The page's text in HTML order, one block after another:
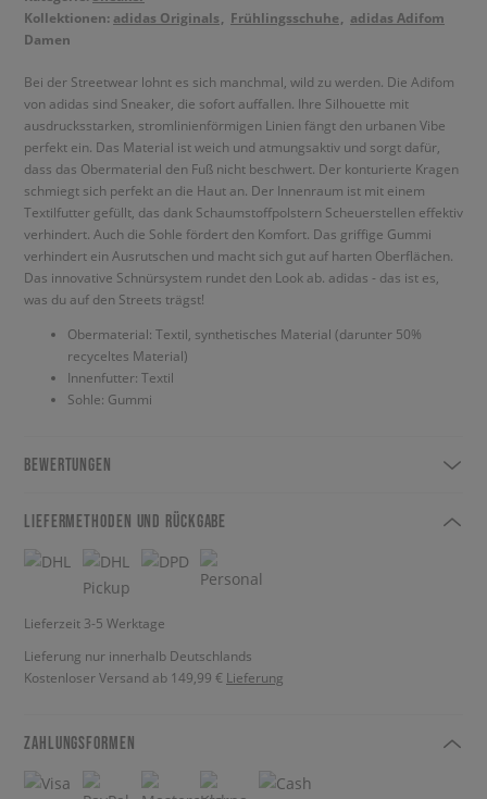
Kollektionen: adidas Originals Frühlingsschuhe
adidas Adifom
Damen
Bei der Streetwear lohnt es sich manchmal, wild zu werden. Die Adifom
von adidas sind Sneaker, die sofort auffallen. Ihre Silhouette mit
ausdrucksstarken, stromlinienförmigen Linien fängt den urbanen Vibe
perfekt ein. Das Material ist weich und atmungsaktiv und sorgt dafür,
dass das Obermaterial den Fuß nicht beschwert. Der konturierte Kragen
schmiegt sich perfekt an die Haut an. Der Innenraum ist mit einem
Textilfutter gefüllt, das dank Schaumstoffpolstern Scheuerstellen effektiv
verhindert. Auch die Sohle fördert den Komfort. Das griffige Gummi
verhindert ein Ausrutschen und macht sich gut auf harten Oberflächen.
Das innovative Schnürsystem rundet den Look ab. adidas - das ist es,
was du auf den Streets trägst!
Obermaterial: Textil, synthetisches Material (darunter 50%
recyceltes Material)
Innenfutter: Textil
Sohle: Gummi
BEWERTUNGEN
LIEFERMETHODEN UND RÜCKGABE
Lieferzeit 3-5 Werktage
Lieferung nur innerhalb Deutschlands
Kostenloser Versand ab 149,99 € Lieferung
ZAHLUNGSFORMEN